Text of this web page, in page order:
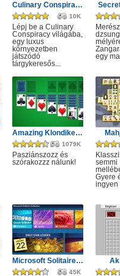
Culinary Conspiracy
10K
Lépj be a Culinary
Conspiracy világába,
egy luxus
környezetben
játszódó
tárgykeresős...
egy
Amazing Klondike Solitaire
1079K
Pasziánszozz és
szórakozzz nálunk!
semmi
Gyere
ingyen
Microsoft Solitaire Collection
45K